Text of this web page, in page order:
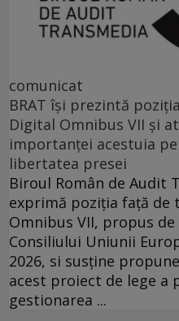
comunicat
BRAT își prezintă
Digital Omnibus VII și
importanței acestuia
libertatea presei
Biroul Român de Audit
exprimă poziția față de
Omnibus VII, propus
Consiliului Uniunii
2026, si susține
acest proiect de lege a
gestionarea ...